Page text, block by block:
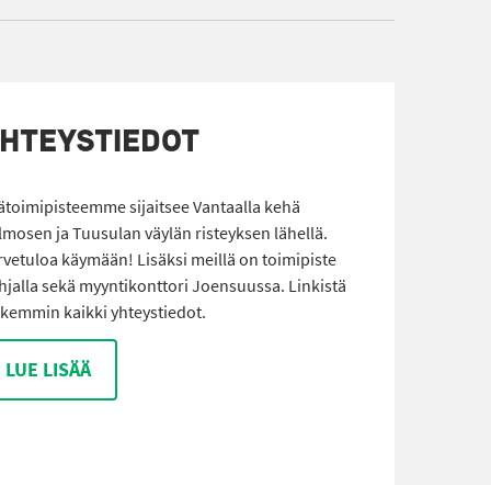
sijaitsee Vantaalla kehä
ja Tuusulan väylän risteyksen lähellä.
käymään! Lisäksi meillä on toimipiste
sekä myyntikonttori Joensuussa. Linkistä
kaikki yhteystiedot.
LUE LISÄÄ